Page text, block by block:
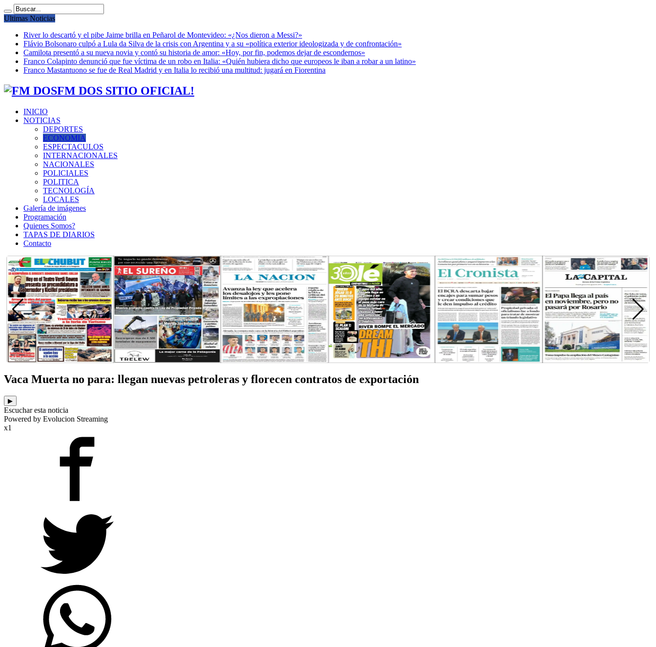
Ultimas Noticias
River lo descartó y el pibe Jaime brilla en Peñarol de Montevideo: «¿Nos dieron a Messi?»
Flávio Bolsonaro culpó a Lula da Silva de la crisis con Argentina y a su «política exterior ideologizada y de confrontación»
Camilota presentó a su nueva novia y contó su historia de amor: «Hoy, por fin, podemos dejar de escondernos»
Franco Colapinto denunció que fue víctima de un robo en Italia: «Quién hubiera dicho que europeos le iban a robar a un latino»
Franco Mastantuono se fue de Real Madrid y en Italia lo recibió una multitud: jugará en Fiorentina
FM DOS SITIO OFICIAL!
INICIO
NOTICIAS
DEPORTES
ECONOMIA
ESPECTACULOS
INTERNACIONALES
NACIONALES
POLICIALES
POLITICA
TECNOLOGÍA
LOCALES
Galería de imágenes
Programación
Quienes Somos?
TAPAS DE DIARIOS
Contacto
Vaca Muerta no para: llegan nuevas petroleras y florecen contratos de exportación
▶
Escuchar esta noticia
Powered by Evolucion Streaming
x1